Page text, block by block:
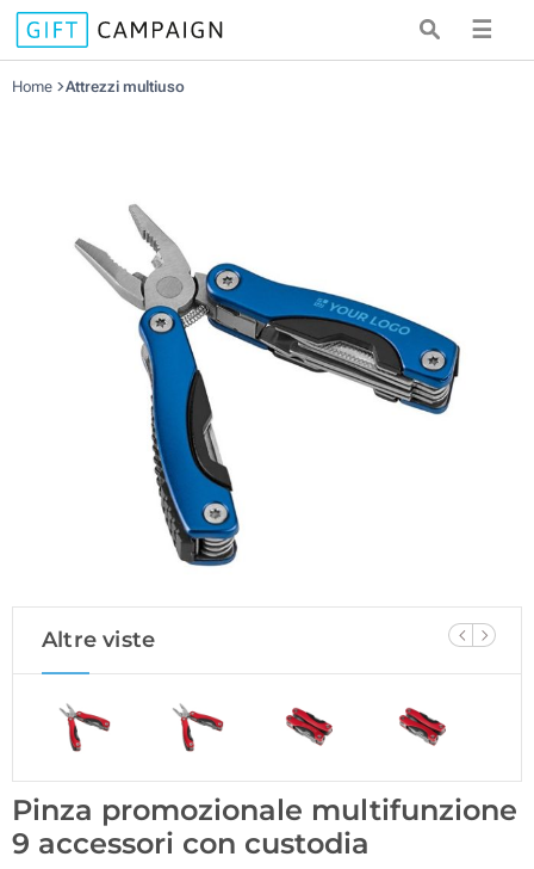
☰
Home Attrezzi multiuso
Altre viste
Pinza promozionale multifunzione
9 accessori con custodia